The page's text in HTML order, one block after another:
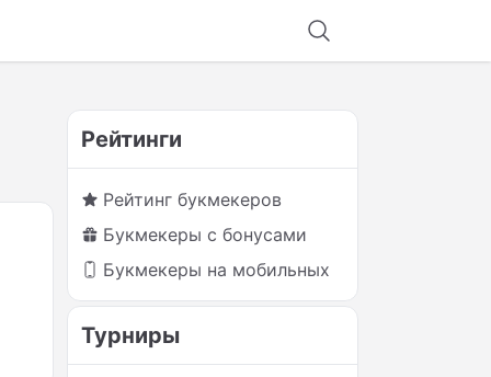
Рейтинги
Рейтинг букмекеров
Букмекеры с бонусами
Букмекеры на мобильных
Турниры